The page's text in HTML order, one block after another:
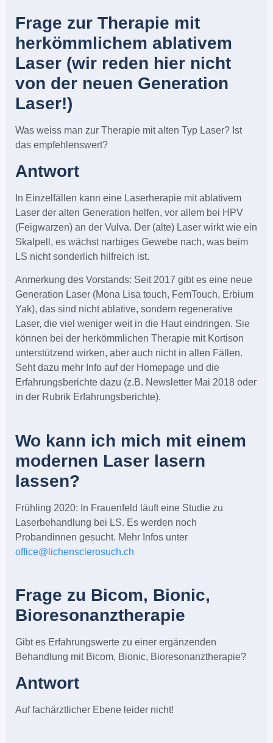
Frage zur Therapie mit
herkömmlichem ablativem
Laser (wir reden hier nicht
von der neuen Generation
Laser!)
Was weiss man zur Therapie mit alten Typ Laser? Ist
das empfehlenswert?
Antwort
In Einzelfällen kann eine Laserherapie mit ablativem
Laser der alten Generation helfen, vor allem bei HPV
(Feigwarzen) an der Vulva. Der (alte) Laser wirkt wie ein
Skalpell, es wächst narbiges Gewebe nach, was beim
LS nicht sonderlich hilfreich ist.
Anmerkung des Vorstands: Seit 2017 gibt es eine neue
Generation Laser (Mona Lisa touch, FemTouch, Erbium
Yak), das sind nicht ablative, sondern regenerative
Laser, die viel weniger weit in die Haut eindringen. Sie
können bei der herkömmlichen Therapie mit Kortison
unterstützend wirken, aber auch nicht in allen Fällen.
Seht dazu mehr Info auf der Homepage und die
Erfahrungsberichte dazu (z.B. Newsletter Mai 2018 oder
in der Rubrik Erfahrungsberichte).
Wo kann ich mich mit einem
modernen Laser lasern
lassen?
Frühling 2020: In Frauenfeld läuft eine Studie zu
Laserbehandlung bei LS. Es werden noch
Probandinnen gesucht. Mehr Infos unter
office@lichensclerosuch.ch
Frage zu Bicom, Bionic,
Bioresonanztherapie
Gibt es Erfahrungswerte zu einer ergänzenden
Behandlung mit Bicom, Bionic, Bioresonanztherapie?
Antwort
Auf fachärztlicher Ebene leider nicht!